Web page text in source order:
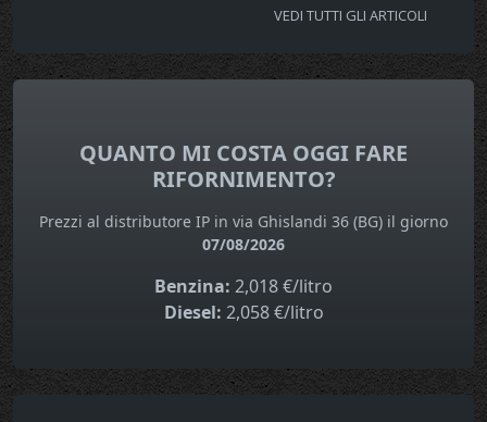
VEDI TUTTI GLI ARTICOLI
QUANTO MI COSTA OGGI FARE
RIFORNIMENTO?
Prezzi al distributore IP in via Ghislandi 36 (BG) il giorno
07/08/2026
Benzina: 2,018 €/litro
Diesel: 2,058 €/litro